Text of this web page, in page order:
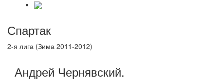
Спартак
2-я лига (Зима 2011-2012)
Андрей Чернявский.